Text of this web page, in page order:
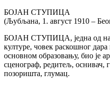
БОЈАН СТУПИЦА
(Љубљана, 1. август 1910 –
БОЈАН СТУПИЦА, једна од
културе, човек раскошног
основном образовању, био је
сценограф, редитељ, оснивач,
позоришта, глумац.